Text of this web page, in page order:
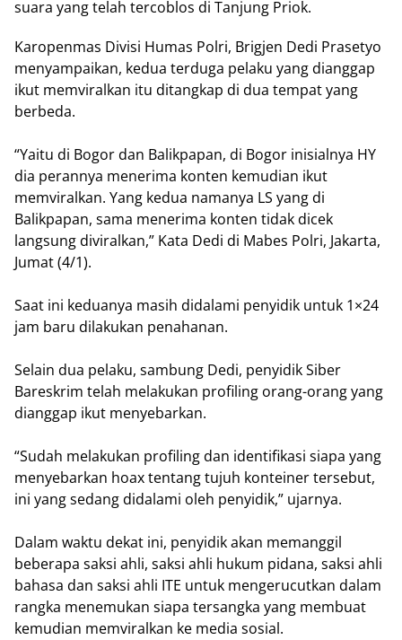
suara yang telah tercoblos di Tanjung Priok.
Karopenmas Divisi Humas Polri, Brigjen Dedi Prasetyo
menyampaikan, kedua terduga pelaku yang dianggap
ikut memviralkan itu ditangkap di dua tempat yang
berbeda.
“Yaitu di Bogor dan Balikpapan, di Bogor inisialnya HY
dia perannya menerima konten kemudian ikut
memviralkan. Yang kedua namanya LS yang di
Balikpapan, sama menerima konten tidak dicek
langsung diviralkan,” Kata Dedi di Mabes Polri, Jakarta,
Jumat (4/1).
Saat ini keduanya masih didalami penyidik untuk 1×24
jam baru dilakukan penahanan.
Selain dua pelaku, sambung Dedi, penyidik Siber
Bareskrim telah melakukan profiling orang-orang yang
dianggap ikut menyebarkan.
“Sudah melakukan profiling dan identifikasi siapa yang
menyebarkan hoax tentang tujuh konteiner tersebut,
ini yang sedang didalami oleh penyidik,” ujarnya.
Dalam waktu dekat ini, penyidik akan memanggil
beberapa saksi ahli, saksi ahli hukum pidana, saksi ahli
bahasa dan saksi ahli ITE untuk mengerucutkan dalam
rangka menemukan siapa tersangka yang membuat
kemudian memviralkan ke media sosial.